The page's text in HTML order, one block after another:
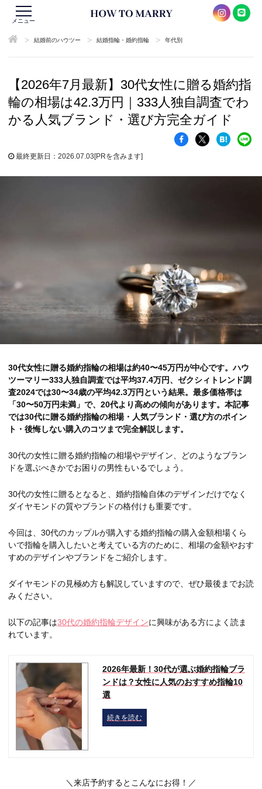
メニュー
> 結婚前のハウツー > 結婚指輪・婚約指輪 > 年代別
【2026年7月最新】30代女性に贈る婚約指
輪の相場は42.3万円｜333人独自調査でわ
かる人気ブランド・選び方完全ガイド
最終更新日：2026.07.03[PRを含みます]
30代女性に贈る婚約指輪の相場は約40〜45万円が中心です。ハウ
ツーマリー333人独自調査では平均37.4万円、ゼクシィトレンド調
査2024では30〜34歳の平均42.3万円という結果。最多価格帯は
「30〜50万円未満」で、20代より高めの傾向があります。本記事
では30代に贈る婚約指輪の相場・人気ブランド・選び方のポイン
ト・後悔しない購入のコツまで完全解説します。
30代の女性に贈る婚約指輪の相場やデザイン、どのようなブラン
ドを選ぶべきかでお困りの男性もいるでしょう。
30代の女性に贈るとなると、婚約指輪自体のデザインだけでなく
ダイヤモンドの質やブランドの格付けも重要です。
今回は、30代のカップルが購入する婚約指輪の購入金額相場くら
いで指輪を購入したいと考えている方のために、相場の金額やおす
すめのデザインやブランドをご紹介します。
ダイヤモンドの見極め方も解説していますので、ぜひ最後までお読
みください。
以下の記事は30代の婚約指輪デザインに興味がある方によく読ま
れています。
2026年最新！30代が選ぶ婚約指輪ブラ
ンドは？女性に人気のおすすめ指輪10
選
続きを読む
＼来店予約するとこんなにお得！／